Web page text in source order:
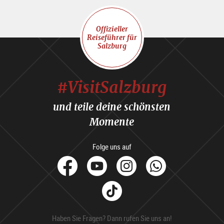
Offizieller
Reiseführer für
Salzburg
#VisitSalzburg
und teile deine schönsten
Momente
Folge uns auf
facebook
YoutubeInstagram
Tik
Tok
Haben Sie Fragen? Dann rufen Sie uns an!